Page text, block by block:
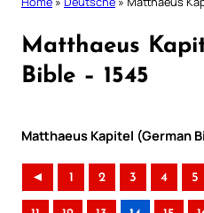
Matthaeus
Bible – 1545
Matthaeus Kapitel (German
◄ 1 2 3 4 5